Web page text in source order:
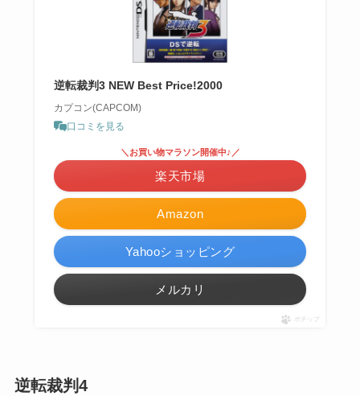
逆転裁判3 NEW Best Price!2000
カプコン(CAPCOM)
口コミを見る
Amazon
＼お買い物マラソン開催中♪／
楽天市場
Yahooショッピング
メルカリ
ポチップ
逆転裁判4